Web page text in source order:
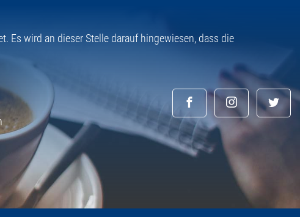
Es wird an dieser Stelle darauf hingewiesen, dass die